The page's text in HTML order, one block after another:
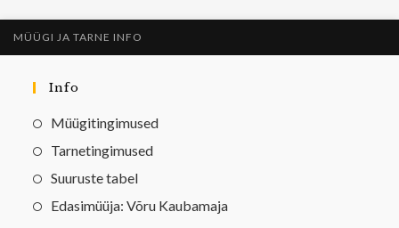
MÜÜGI JA TARNE INFO
Info
Müügitingimused
Tarnetingimused
Suuruste tabel
Edasimüüja: Võru Kaubamaja